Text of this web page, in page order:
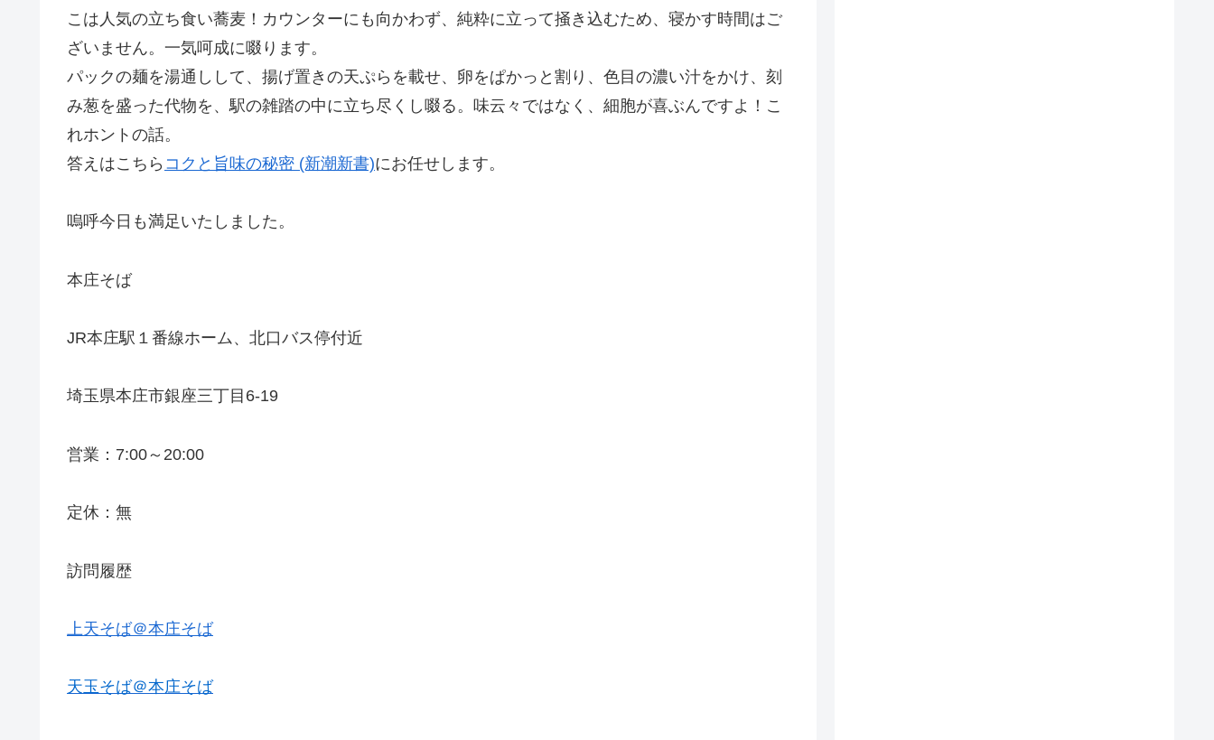
こは人気の立ち食い蕎麦！カウンターにも向かわず、純粋に立って掻き込むため、寝かす時間はご
ざいません。一気呵成に啜ります。
パックの麺を湯通しして、揚げ置きの天ぷらを載せ、卵をぱかっと割り、色目の濃い汁をかけ、刻
み葱を盛った代物を、駅の雑踏の中に立ち尽くし啜る。味云々ではなく、細胞が喜ぶんですよ！こ
れホントの話。
答えはこちら コクと旨味の秘密 (新潮新書)にお任せします。
嗚呼今日も満足いたしました。
本庄そば
JR本庄駅１番線ホーム、北口バス停付近
埼玉県本庄市銀座三丁目6-19
営業：7:00～20:00
定休：無
訪問履歴
上天そば＠本庄そば
天玉そば＠本庄そば